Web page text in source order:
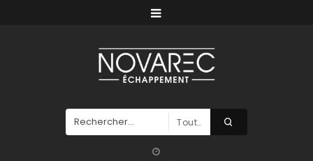
Toutes Les Catégories